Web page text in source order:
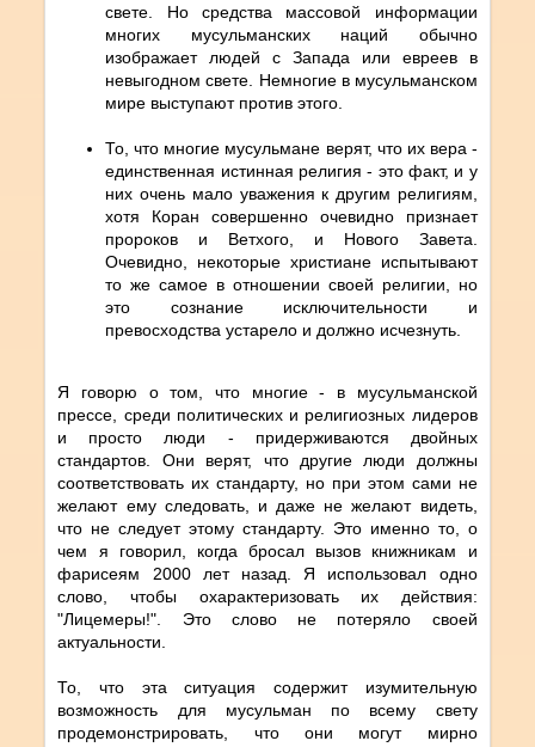
свете. Но средства массовой информации
многих мусульманских наций обычно
изображает людей с Запада или евреев в
невыгодном свете. Немногие в мусульманском
мире выступают против этого.
То, что многие мусульмане верят, что их вера -
единственная истинная религия - это факт, и у
них очень мало уважения к другим религиям,
хотя Коран совершенно очевидно признает
пророков и Ветхого, и Нового Завета.
Очевидно, некоторые христиане испытывают
то же самое в отношении своей религии, но
это сознание исключительности и
превосходства устарело и должно исчезнуть.
Я говорю о том, что многие - в мусульманской
прессе, среди политических и религиозных лидеров
и просто люди - придерживаются двойных
стандартов. Они верят, что другие люди должны
соответствовать их стандарту, но при этом сами не
желают ему следовать, и даже не желают видеть,
что не следует этому стандарту. Это именно то, о
чем я говорил, когда бросал вызов книжникам и
фарисеям 2000 лет назад. Я использовал одно
слово, чтобы охарактеризовать их действия:
"Лицемеры!". Это слово не потеряло своей
актуальности.
То, что эта ситуация содержит изумительную
возможность для мусульман по всему свету
продемонстрировать, что они могут мирно